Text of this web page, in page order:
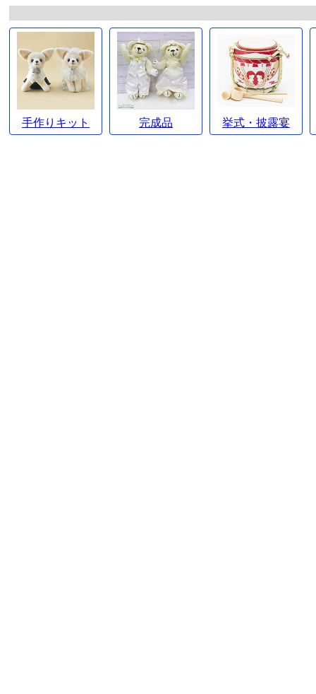
手作りキット 完成品 挙式・披露宴